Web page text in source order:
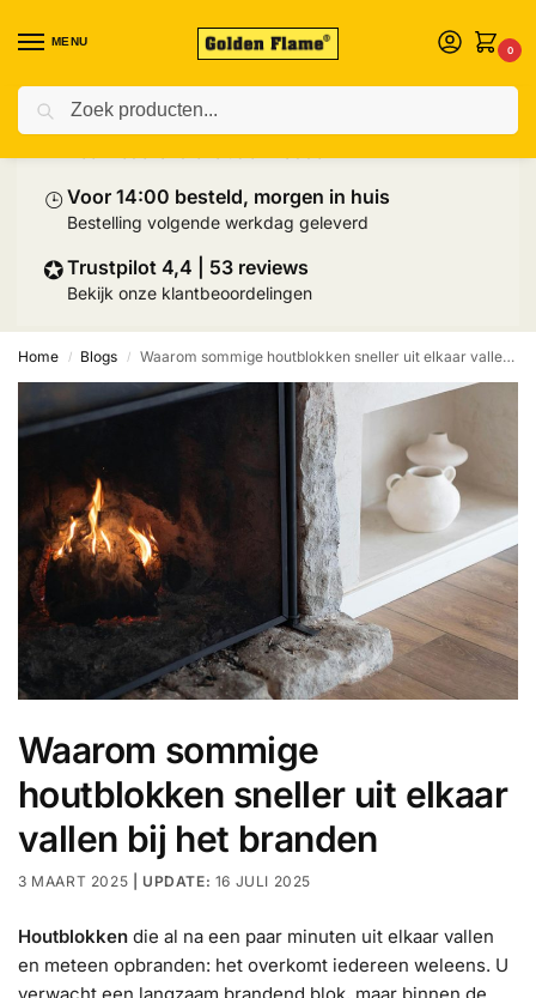
MENU
0
⛟Prijs inclusief palletlevering
⌚︎ Voor 14:00 besteld, morgen in huis
Bestelling volgende werkdag geleverd
✪Trustpilot 4,4 | 53 reviews
Bekijk onze klantbeoordelingen
Home / Blogs / Waarom sommige houtblokken sneller uit elkaar vallen bij het branden
Waarom sommige
houtblokken sneller uit elkaar
vallen bij het branden
3 MAART 2025 16 JULI 2025
Houtblokken die al na een paar minuten uit elkaar vallen
en meteen opbranden: het overkomt iedereen weleens. U